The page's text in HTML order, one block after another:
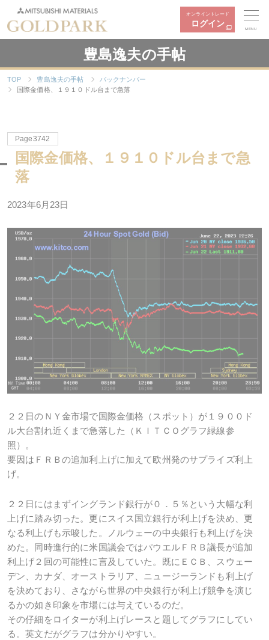
オンライントレード
ログイン
MENU
豊島逸夫の手帖
TOP 豊島逸夫の手帖
バックナンバー
国際金価格、１９１０ドル台まで急落
Page3742
国際金価格、１９１０ドル台まで急
落
2023年6月23日
２２日のＮＹ金市場で国際金価格（スポット）が１９００ド
ル大台割れ近くまで急落した（ＫＩＴＣＯグラフ緑線参
照）。
要因はＦＲＢの追加利上げに加えて欧州発のサプライズ利上
げ。
２２日にはまずイングランド銀行が０．５％という大幅な利
上げに踏み切った。更にスイス国立銀行が利上げを決め、更
なる利上げも示唆した。ノルウェーの中央銀行も利上げを決
めた。同時進行的に米国議会ではパウエルＦＲＢ議長が追加
利上げ２回の可能性に言及していた。既にＥＣＢ、スウェー
デン、カナダ、オーストラリア、ニュージーランドも利上げ
を決めており、さながら世界の中央銀行が利上げ競争を演じ
るかの如き印象を市場には与えているのだ。
その仔細をロイターが利上げレースと題してグラフにしてい
る。英文だがグラフは分かりやすい。